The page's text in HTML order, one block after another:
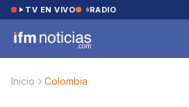
Saltar al contenido
TV EN VIVO RADIO
Inicio Colombia